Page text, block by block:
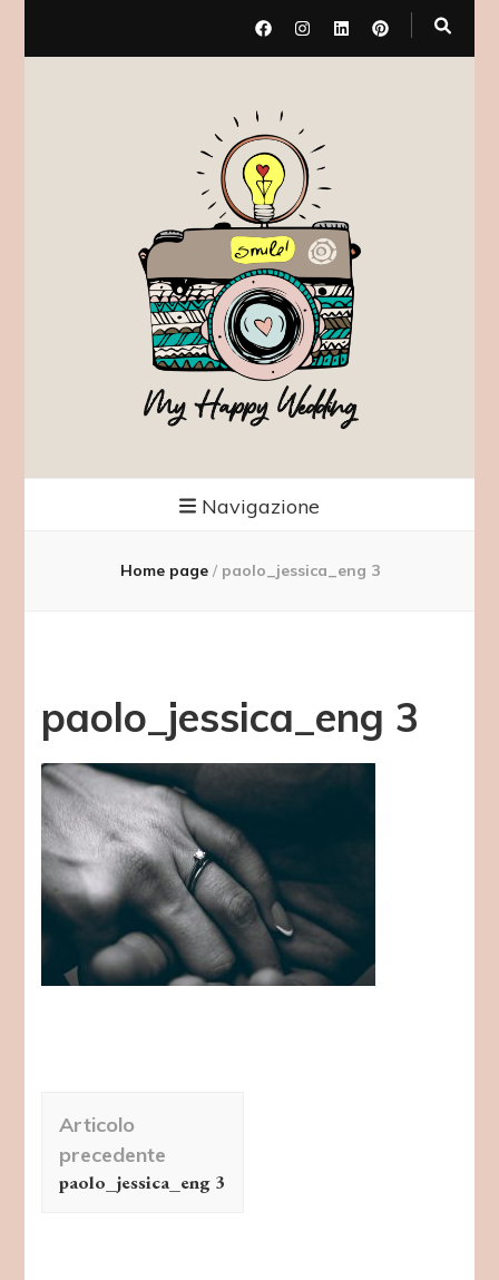
My Happy Wedding
Navigazione
Home page / paolo_jessica_eng 3
paolo_jessica_eng 3
articolo
Articolo
precedente
paolo_jessica_eng 3